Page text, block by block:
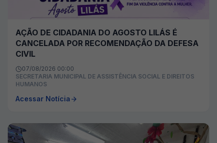
AÇÃO DE CIDADANIA DO AGOSTO LILÁS É
CANCELADA POR RECOMENDAÇÃO DA DEFESA
CIVIL
07/08/2026 00:00
SECRETARIA MUNICIPAL DE ASSISTÊNCIA SOCIAL E DIREITOS
HUMANOS
Acessar Notícia